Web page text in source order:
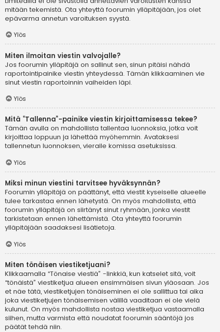
mitään tekemistä. Ota yhteyttä foorumin ylläpitäjään, jos olet
epävarma annetun varoituksen syystä.
Ylös
Miten ilmoitan viestin valvojalle?
Jos foorumin ylläpitäjä on sallinut sen, sinun pitäisi nähdä
raportointipainike viestin yhteydessä. Tämän klikkaaminen vie
sinut viestin raportoinnin vaiheiden läpi.
Ylös
Mitä “Tallenna”-painike viestin kirjoittamisessa tekee?
Tämän avulla on mahdollista tallentaa luonnoksia, jotka voit
kirjoittaa loppuun ja lähettää myöhemmin. Avataksesi
tallennetun luonnoksen, vieraile komissa asetuksissa.
Ylös
Miksi minun viestini tarvitsee hyväksynnän?
Foorumin ylläpitäjä on päättänyt, että viestit kyseiselle alueelle
tulee tarkastaa ennen lähetystä. On myös mahdollista, että
foorumin ylläpitäjä on siirtänyt sinut ryhmään, jonka viestit
tarkistetaan ennen lähettämistä. Ota yhteyttä foorumin
ylläpitäjään saadaksesi lisätietoja.
Ylös
Miten tönäisen viestiketjuani?
Klikkaamalla “Tönaise viestiä” -linkkiä, kun katselet sitä, voit
“tönäistä” viestiketjua alueen ensimmäisen sivun yläosaan. Jos
et näe tätä, viestiketjujen tönäiseminen ei ole sallittua tai aika
joka viestiketjujen tönäisemisen välillä vaaditaan ei ole vielä
kulunut. On myös mahdollista nostaa viestiketjua vastaamalla
siihen, mutta varmista että noudatat foorumin sääntöjä jos
päätät tehdä niin.